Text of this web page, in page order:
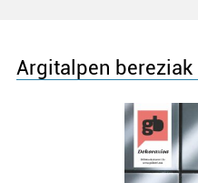
Argitalpen bereziak